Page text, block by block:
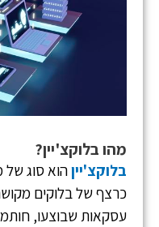
מהו בלוקצ'יין?
בלוקצ'ייןהוא סוג של
כרצף של בלוקים
עסקאות שבוצעו,